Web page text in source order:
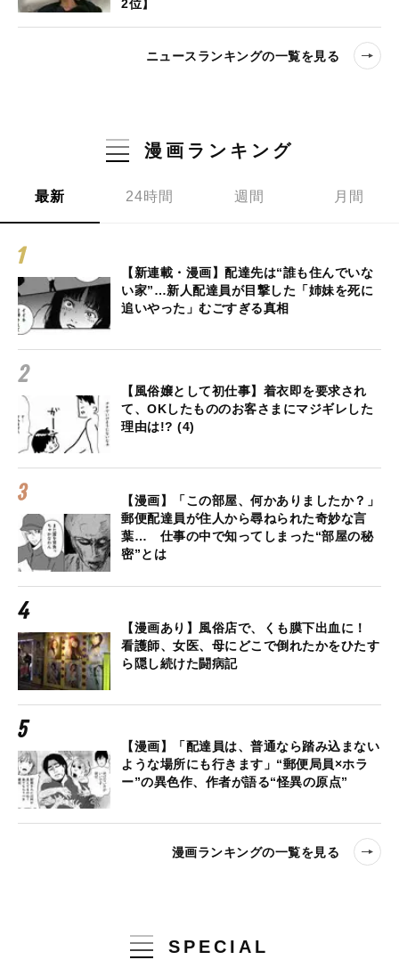
2位】
ニュースランキングの一覧を見る
漫画ランキング
最新 24時間 週間 月間
【新連載・漫画】配達先は“誰も住んでいな
い家”…新人配達員が目撃した「姉妹を死に
追いやった」むごすぎる真相
【風俗嬢として初仕事】着衣即を要求され
て、OKしたもののお客さまにマジギレした
理由は!? (4)
【漫画】「この部屋、何かありましたか？」
郵便配達員が住人から尋ねられた奇妙な言
葉… 仕事の中で知ってしまった“部屋の秘
密”とは
【漫画あり】風俗店で、くも膜下出血に！
看護師、女医、母にどこで倒れたかをひたす
ら隠し続けた闘病記
【漫画】「配達員は、普通なら踏み込まない
ような場所にも行きます」“郵便局員×ホラ
ー”の異色作、作者が語る“怪異の原点”
漫画ランキングの一覧を見る
SPECIAL